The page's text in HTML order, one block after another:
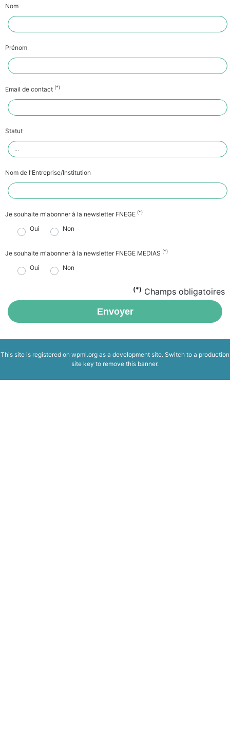
Nom
Prénom
Email de contact (*)
Statut
Nom de l'Entreprise/Institution
Je souhaite m'abonner à la newsletter FNEGE (*)
Oui Non
Je souhaite m'abonner à la newsletter FNEGE MEDIAS (*)
Oui Non
(*) Champs obligatoires
Envoyer
This site is registered on wpml.org as a development site. Switch to a production
site key to remove this banner.